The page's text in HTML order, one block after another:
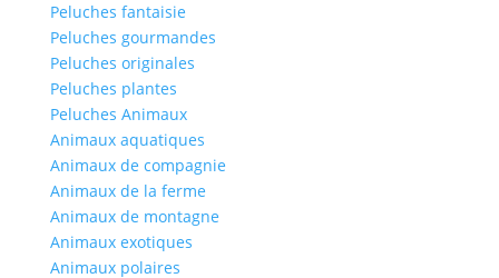
Peluches fantaisie
Peluches gourmandes
Peluches originales
Peluches plantes
Peluches Animaux
Animaux aquatiques
Animaux de compagnie
Animaux de la ferme
Animaux de montagne
Animaux exotiques
Animaux polaires